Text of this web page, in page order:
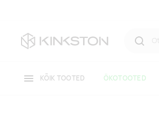
KÕIK TOOTED ÖKOTOOTED